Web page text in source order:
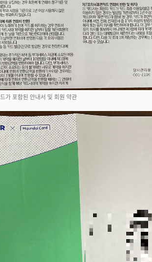
가 포함된 안내서 및 회원 약관